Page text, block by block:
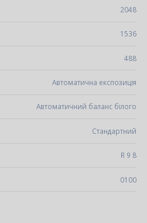
2048
1536
488
Автоматична експозиція
Автоматичний баланс білого
Стандартний
R 9 8
0100